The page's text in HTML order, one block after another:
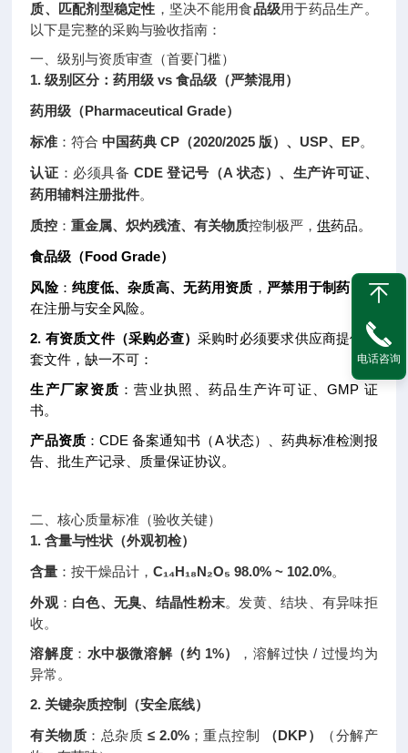
质、匹配剂型稳定性 ，坚决不能用食品级用于药品生产。
以下是完整的采购与验收指南：
一、级别与资质审查（首要门槛）
1. 级别区分：药用级 vs 食品级（严禁混用）
药用级（Pharmaceutical Grade）
标准 ：符合中国药典 CP（2020/2025 版）、USP、EP。
认证 ：必须具备 CDE 登记号（A 状态）、生产许可证、
药用辅料注册批件。
质控 ：重金属、炽灼残渣、有关物质控制极严，供药品。
食品级（Food Grade）
风险：纯度低、杂质高、无药用资质 ， 严禁用于制药 ，存
在注册与安全风险。
2. 有资质文件（采购必查）采购时必须要求供应商提供全
套文件，缺一不可：
生产厂家资质 ：营业执照、药品生产许可证、GMP 证
书。
产品资质：CDE 备案通知书（A 状态）、药典标准检测报
告、批生产记录、质量保证协议。
二、核心质量标准（验收关键）
1. 含量与性状（外观初检）
含量 ：按干燥品计，C₁₄H₁₈N₂O₅ 98.0% ~ 102.0%。
外观： 白色、无臭、结晶性粉末。发黄、结块、有异味拒
收。
溶解度 ： 水中极微溶解（约 1%）
，溶解过快 / 过慢均为
异常。
2. 关键杂质控制（安全底线）
有关物质 ：总杂质 ≤ 2.0%；重点控制 （DKP）
（分解产
电话咨询